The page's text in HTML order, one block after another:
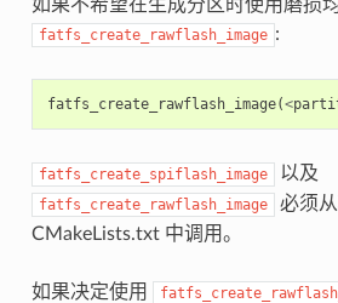
如果不希望在生成分区时使用磨损
fatfs_create_rawflash_image :
fatfs_create_rawflash_image(<
fatfs_create_spiflash_image 以及
fatfs_create_rawflash_image
必须
CMakeLists.txt 中调用。
如果决定使用